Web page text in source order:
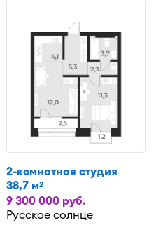
2-комнатная студия
38,7 м2
9 300 000 руб.
Русское солнце